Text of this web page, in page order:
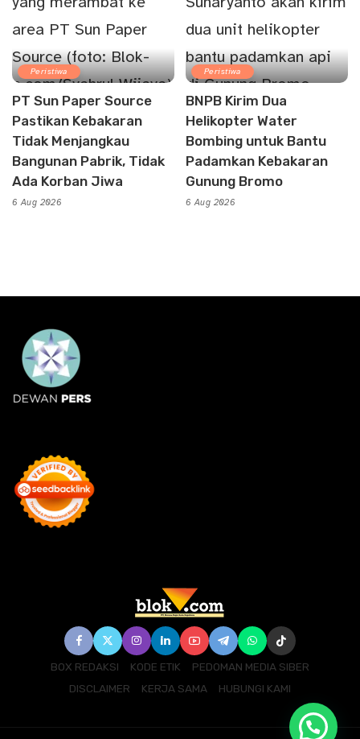
Peristiwa
PT Sun Paper Source
Pastikan Kebakaran
Tidak Menjangkau
Bangunan Pabrik, Tidak
Ada Korban Jiwa
6 Aug 2026
Peristiwa
BNPB Kirim Dua
Helikopter Water
Bombing untuk Bantu
Padamkan Kebakaran
Gunung Bromo
6 Aug 2026
BOX REDAKSI KODE ETIK
PEDOMAN MEDIA SIBER
DISCLAIMER
KERJA SAMA HUBUNGI KAMI